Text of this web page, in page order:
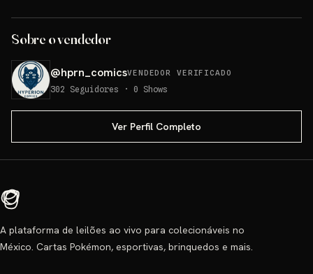
Sobre o vendedor
@hprn_comicsVENDEDOR VERIFICADO
302 Seguidores · 0 Shows
Ver Perfil Completo
A plataforma de leilões ao vivo para colecionáveis no
México. Cartas Pokémon, esportivas, brinquedos e mais.